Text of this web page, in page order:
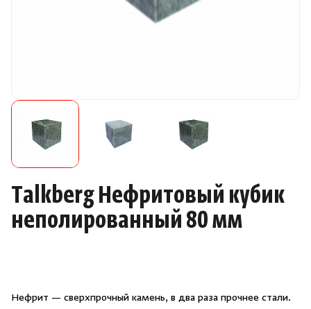
Запчасти
Отопление
Для хаммама
Talkberg Нефритовый кубик
неполированный 80 мм
Нефрит — сверхпрочный камень, в два раза прочнее стали.